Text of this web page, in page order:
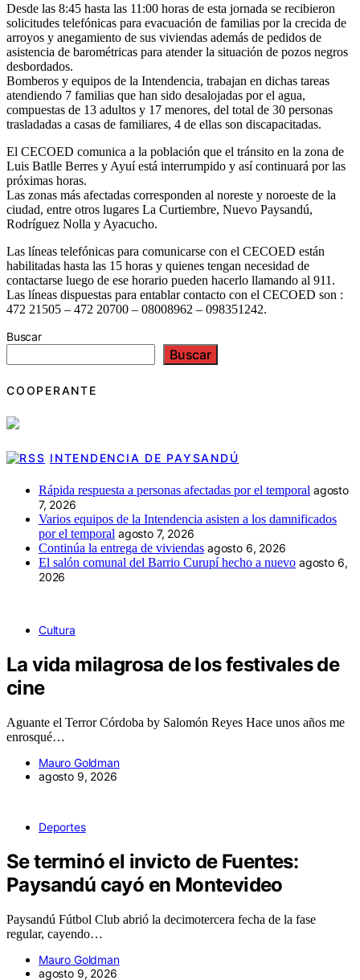
Desde las 8:45 hasta las 11:00 horas de esta jornada se recibieron
solicitudes telefónicas para evacuación de familias por la crecida de
arroyos y anegamiento de sus viviendas además de pedidos de
asistencia de barométricas para atender la situación de pozos negros
desbordados.
Bomberos y equipos de la Intendencia, trabajan en dichas tareas
atendiendo 7 familias que han sido desalojadas por el agua,
compuestas de 13 adultos y 17 menores, del total de 30 personas
trasladadas a casas de familiares, 4 de ellas son discapacitadas.
El CECOED comunica a la población que el tránsito en la zona de
Luis Batlle Berres y Ayuí está interrumpido y así continuará por las
próximas horas.
Las zonas más afectadas corresponden al noreste y noroeste de la
ciudad, entre otros lugares La Curtiembre, Nuevo Paysandú,
Rodríguez Nolla y Ayacucho.
Las líneas telefónicas para comunicarse con el CECOED están
habilitadas hasta las 15 horas y quienes tengan necesidad de
contactarse luego de ese horario pueden hacerlo llamando al 911.
Las líneas dispuestas para entablar contacto con el CECOED son :
472 21505 – 472 20700 – 08008962 – 098351242.
Buscar
Buscar
COOPERANTE
INTENDENCIA DE PAYSANDÚ
Rápida respuesta a personas afectadas por el temporal agosto
7, 2026
Varios equipos de la Intendencia asisten a los damnificados
por el temporal agosto 7, 2026
Continúa la entrega de viviendas agosto 6, 2026
El salón comunal del Barrio Curupí hecho a nuevo agosto 6,
2026
Cultura
La vida milagrosa de los festivales de
cine
Aguante el Terror Córdoba by Salomón Reyes Hace unos años me
enrosqué…
Mauro Goldman
agosto 9, 2026
Deportes
Se terminó el invicto de Fuentes:
Paysandú cayó en Montevideo
Paysandú Fútbol Club abrió la decimotercera fecha de la fase
regular, cayendo…
Mauro Goldman
agosto 9, 2026